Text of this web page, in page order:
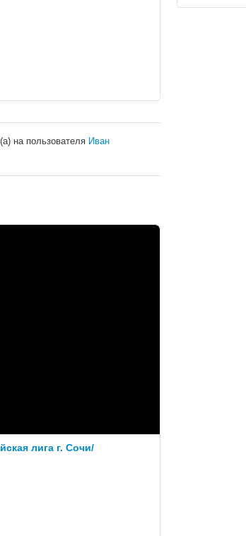
на пользователя Иван
лига г. Сочи/